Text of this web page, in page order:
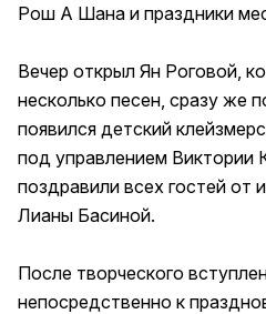
Рош А Шана и праздники
Вечер открыл Ян Роговой,
несколько песен, сразу же
появился детский
под управлением Виктории
поздравили всех гостей от
Лианы Басиной.
После творческого
непосредственно к